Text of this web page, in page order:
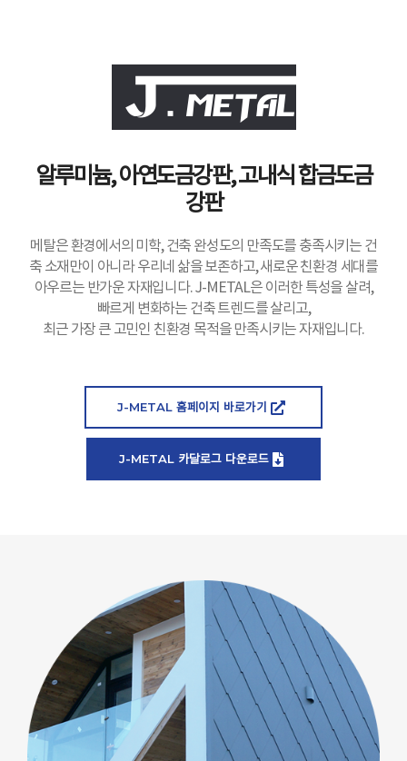
알루미늄, 아연도금강판, 고내식 합금도금
강판
메탈은 환경에서의 미학, 건축 완성도의 만족도를 충족시키는 건
축 소재만이 아니라 우리네 삶을 보존하고, 새로운 친환경 세대를
아우르는 반가운 자재입니다. J-METAL은 이러한 특성을 살려,
빠르게 변화하는 건축 트렌드를 살리고,
최근 가장 큰 고민인 친환경 목적을 만족시키는 자재입니다.
J-METAL 홈페이지 바로가기
J-METAL 카달로그 다운로드